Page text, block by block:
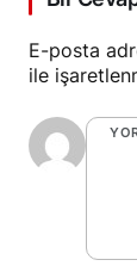
E-posta
ile